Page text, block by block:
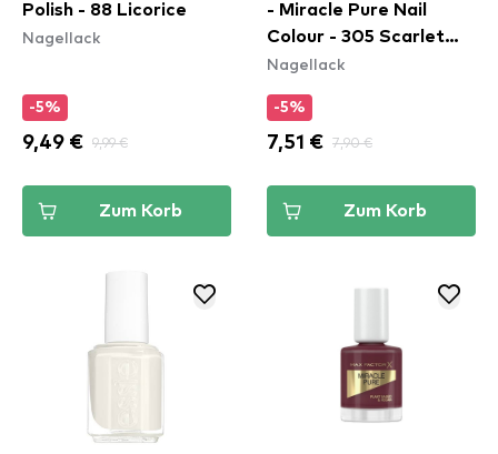
Polish - 88 Licorice
Nagellack
-5%
9,49 € 9,99 €
Zum Korb
- Miracle Pure Nail
Colour - 305 Scarlet
Poppy
Nagellack
-5%
7,51 € 7,90 €
Zum Korb